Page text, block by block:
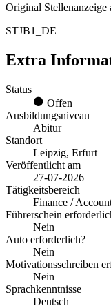
Original
STJB1_DE
Extra
Status
Offen
Ausbildungsniveau
Abitur
Standort
Leipzig, Erfurt
Veröffentlicht am
27-07-2026
Tätigkeitsbereich
Finance /
Führerschein
Nein
Auto erforderlich?
Nein
Motivationsschreiben
Nein
Sprachkenntnisse
Deutsch